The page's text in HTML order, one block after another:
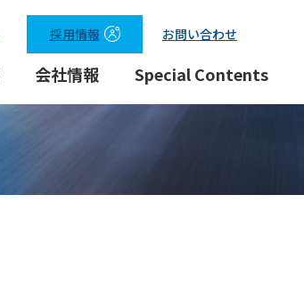
採用情報 お問い合わせ
会社情報 Special Contents